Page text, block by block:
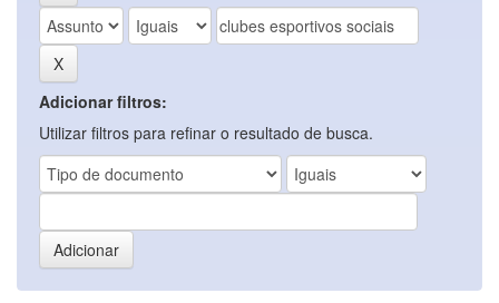
Adicionar filtros:
Utilizar filtros para refinar o resultado de busca.